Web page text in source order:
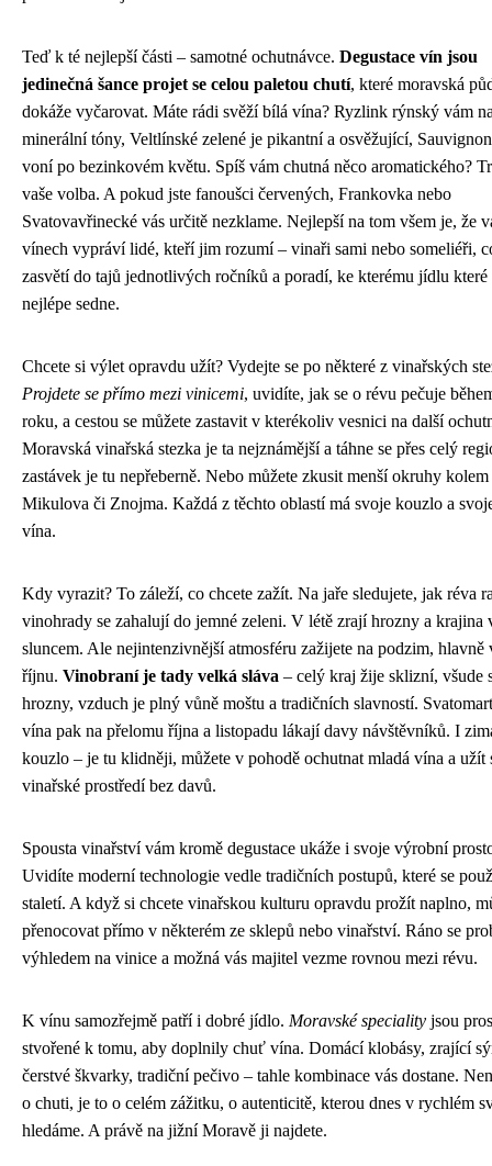
Teď k té nejlepší části – samotné ochutnávce. Degustace vín jsou
jedinečná šance projet se celou paletou chutí, které moravská
dokáže vyčarovat. Máte rádi svěží bílá vína? Ryzlink rýnský vám
minerální tóny, Veltlínské zelené je pikantní a osvěžující,
voní po bezinkovém květu. Spíš vám chutná něco aromatického?
vaše volba. A pokud jste fanoušci červených, Frankovka nebo
Svatovavřinecké vás určitě nezklame. Nejlepší na tom všem je, že
vínech vypráví lidé, kteří jim rozumí – vinaři sami nebo someliéři,
zasvětí do tajů jednotlivých ročníků a poradí, ke kterému jídlu
nejlépe sedne.
Chcete si výlet opravdu užít? Vydejte se po některé z vinařských
Projdete se přímo mezi vinicemi, uvidíte, jak se o révu pečuje
roku, a cestou se můžete zastavit v kterékoliv vesnici na další
Moravská vinařská stezka je ta nejznámější a táhne se přes celý
zastávek je tu nepřeberně. Nebo můžete zkusit menší okruhy
Mikulova či Znojma. Každá z těchto oblastí má svoje kouzlo a
vína.
Kdy vyrazit? To záleží, co chcete zažít. Na jaře sledujete, jak réva
vinohrady se zahalují do jemné zeleni. V létě zrají hrozny a krajina
sluncem. Ale nejintenzivnější atmosféru zažijete na podzim, hlavně
říjnu. Vinobraní je tady velká sláva – celý kraj žije sklizní, všude
hrozny, vzduch je plný vůně moštu a tradičních slavností.
vína pak na přelomu října a listopadu lákají davy návštěvníků. I
kouzlo – je tu klidněji, můžete v pohodě ochutnat mladá vína a užít
vinařské prostředí bez davů.
Spousta vinařství vám kromě degustace ukáže i svoje výrobní
Uvidíte moderní technologie vedle tradičních postupů, které se
staletí. A když si chcete vinařskou kulturu opravdu prožít naplno,
přenocovat přímo v některém ze sklepů nebo vinařství. Ráno se
výhledem na vinice a možná vás majitel vezme rovnou mezi révu.
K vínu samozřejmě patří i dobré jídlo. Moravské speciality jsou
stvořené k tomu, aby doplnily chuť vína. Domácí klobásy, zrající
čerstvé škvarky, tradiční pečivo – tahle kombinace vás dostane.
o chuti, je to o celém zážitku, o autenticitě, kterou dnes v rychlém
hledáme. A právě na jižní Moravě ji najdete.